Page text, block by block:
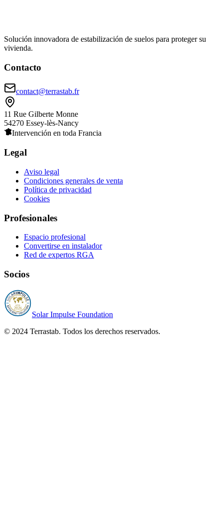
Solución innovadora de estabilización de suelos para proteger su
vivienda.
Contacto
contact@terrastab.fr
11 Rue Gilberte Monne
54270 Essey-lès-Nancy
Intervención en toda Francia
Legal
Aviso legal
Condiciones generales de venta
Política de privacidad
Cookies
Profesionales
Espacio profesional
Convertirse en instalador
Red de expertos RGA
Socios
Solar Impulse Foundation
© 2024 Terrastab. Todos los derechos reservados.